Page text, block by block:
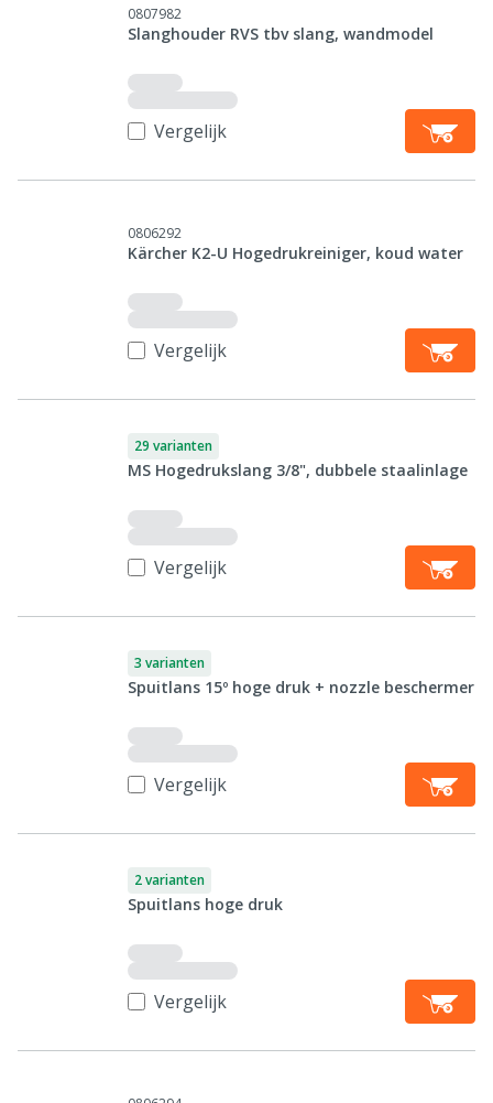
0807982
Slanghouder RVS tbv slang, wandmodel
Vergelijk
0806292
Kärcher K2-U Hogedrukreiniger, koud water
Vergelijk
29 varianten
MS Hogedrukslang 3/8", dubbele staalinlage
Vergelijk
3 varianten
Spuitlans 15º hoge druk + nozzle beschermer
Vergelijk
2 varianten
Spuitlans hoge druk
Vergelijk